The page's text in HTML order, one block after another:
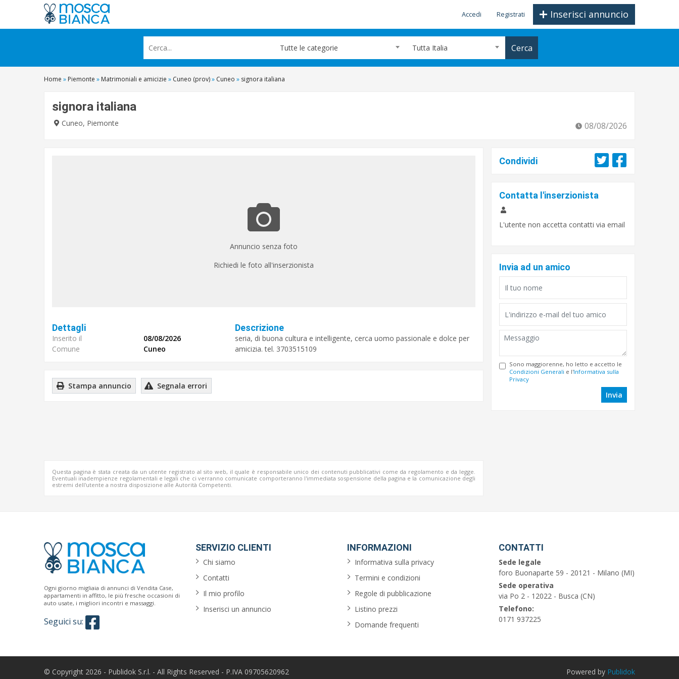
Inserisci annuncio
Accedi Registrati
Tutte le categorie Tutta Italia Cerca
Home » Piemonte » Matrimoniali e amicizie » Cuneo (prov)» Cuneo » signora italiana
signora italiana
Cuneo, Piemonte 08/08/2026
Annuncio senza foto
Richiedi le foto all'inserzionista
Dettagli
Inserito il
08/08/2026
Comune
Cuneo
Descrizione
seria, di buona cultura e intelligente, cerca uomo passionale e dolce per
amicizia. tel. 3703515109
Stampa annuncio Segnala errori
Questa pagina è stata creata da un utente registrato al sito web, il quale è responsabile unico dei contenuti pubblicativi come da regolamento e da legge.
Eventuali inadempienze regolamentali e legali che ci verranno comunicate comporteranno l'immediata sospensione della pagina e la comunicazione degli
estremi dell'utente a nostra disposizione alle Autorità Competenti.
Condividi
Contatta l'inserzionista
L'utente non accetta contatti via email
Invia ad un amico
Sono maggiorenne, ho letto e accetto le
Condizioni Generali e l'Informativa sulla
Privacy
Invia
Ogni giorno migliaia di annunci di Vendita Case,
appartamenti in affitto, le più fresche occasioni di
auto usate, i migliori incontri e massaggi.
Seguici su:
SERVIZIO CLIENTI
Chi siamo
Contatti
Il mio profilo
Inserisci un annuncio
INFORMAZIONI
Informativa sulla privacy
Termini e condizioni
Regole di pubblicazione
Listino prezzi
Domande frequenti
CONTATTI
Sede legale
foro Buonaparte 59 - 20121 - Milano (MI)
Sede operativa
via Po 2 - 12022 - Busca (CN)
Telefono:
0171 937225
© Copyright 2026 - Publidok S.r.l. - All Rights Reserved - P.IVA 09705620962 Powered by Publidok